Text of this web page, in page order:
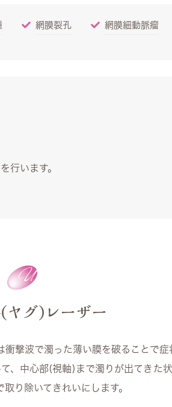
網膜裂孔 網膜細動脈瘤
行います。
ヤグ)レーザー
撃波で濁った薄い膜を破ることで症
中心部(視軸)まで濁りが出てきた
り除いてきれいにします。